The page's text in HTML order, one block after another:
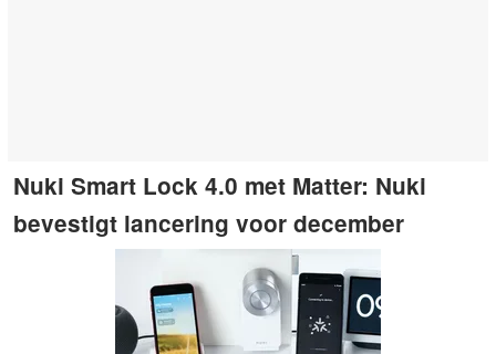
Nuki Smart Lock 4.0 met Matter: Nuki
bevestigt lancering voor december